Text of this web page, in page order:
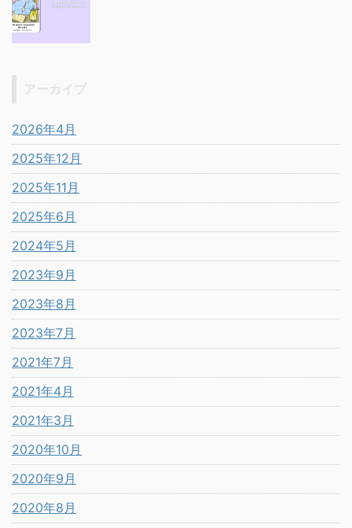
2026年4月
2025年12月
2025年11月
2025年6月
2024年5月
2023年9月
2023年8月
2023年7月
2021年7月
2021年4月
2021年3月
2020年10月
2020年9月
2020年8月